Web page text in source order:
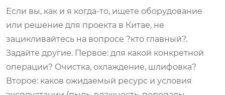
Если вы, как и я когда-то, ищете оборудование
или решение для проекта в Китае, не
зацикливайтесь на вопросе ?кто главный?.
Задайте другие. Первое: для какой конкретной
операции? Очистка, охлаждение, шлифовка?
Второе: каков ожидаемый ресурс и условия